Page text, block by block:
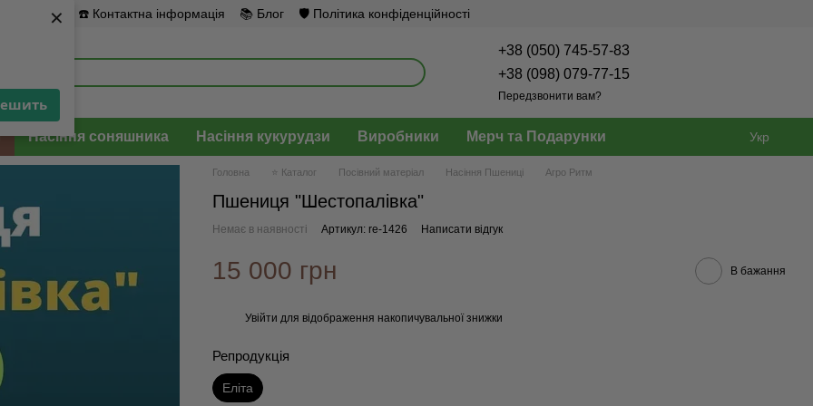
×
× ☎️ Контактна інформація 📚 Блог 🛡️ Політика конфіденційності
+38 (050) 745-57-83
+38 (098) 079-77-15
Передзвонити вам?
Насіння соняшника Насіння кукурудзи Виробники Мерч та Подарунки Укр
Головна ⭐ Каталог Посівний матеріал Насіння Пшениці Агро Ритм
Пшениця "Шестопалівка"
Немає в наявності Артикул: re-1426 Написати відгук
15 000 грн В бажання
Увійти для відображення накопичувальної знижки
Репродукція
Еліта